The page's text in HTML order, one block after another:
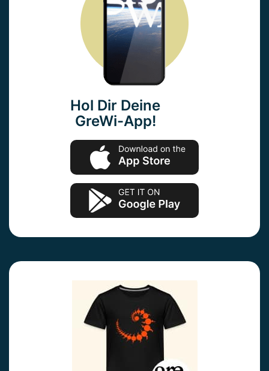
Hol Dir Deine
GreWi-App!